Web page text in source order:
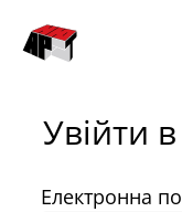
Увійти
Електронна